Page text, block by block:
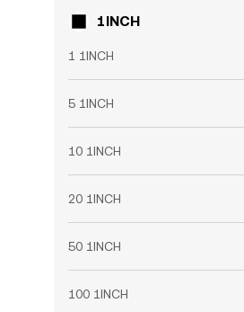
1INCH
1 1INCH
5 1INCH
10 1INCH
20 1INCH
50 1INCH
100 1INCH